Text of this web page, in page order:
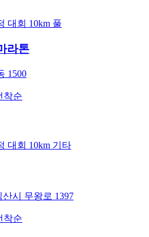
대회 10km 풀
라톤
1500
착순
대회 10km 기타
시 무왕로 1397
착순